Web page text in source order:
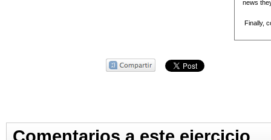
news
Finally,